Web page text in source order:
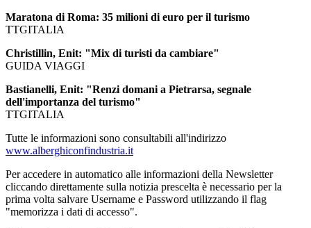
Maratona di Roma: 35 milioni di euro per il turismo
TTGITALIA
Christillin, Enit: "Mix di turisti da cambiare"
GUIDA VIAGGI
Bastianelli, Enit: "Renzi domani a Pietrarsa, segnale
dell'importanza del turismo"
TTGITALIA
Tutte le informazioni sono consultabili all'indirizzo
www.alberghiconfindustria.it
Per accedere in automatico alle informazioni della Newsletter
cliccando direttamente sulla notizia prescelta è necessario per la
prima volta salvare Username e Password utilizzando il flag
"memorizza i dati di accesso".